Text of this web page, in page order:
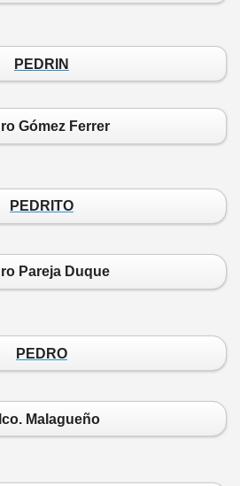
PEDRIN
Gómez Ferrer
PEDRITO
Pareja Duque
PEDRO
Malagueño